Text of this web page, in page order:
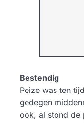
Bestendig
Peize was ten
gedegen
ook, al stond de